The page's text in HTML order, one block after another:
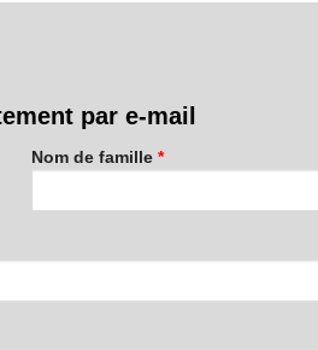
par e-mail
Nom de famille *